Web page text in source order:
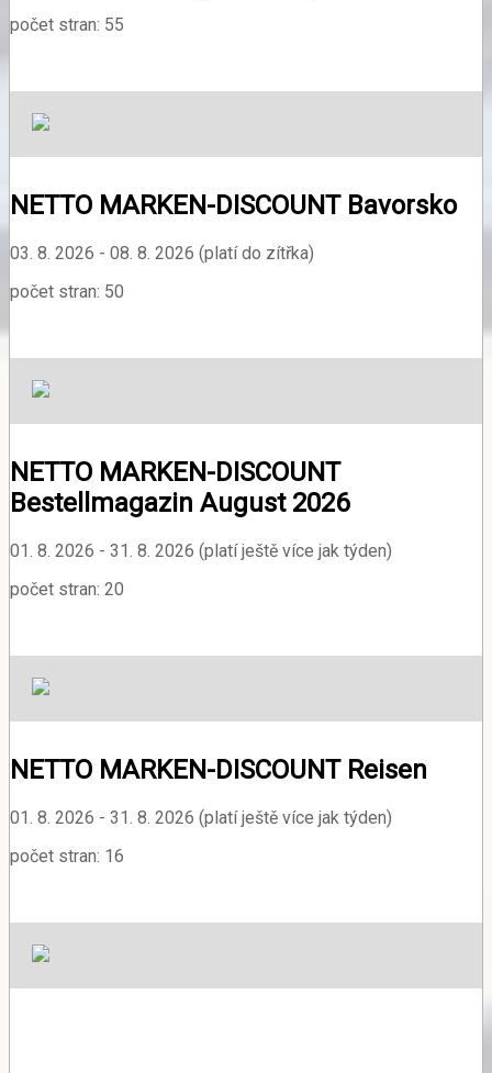
počet stran: 55
NETTO MARKEN-DISCOUNT Bavorsko
03. 8. 2026 - 08. 8. 2026 (platí do zítřka)
počet stran: 50
NETTO MARKEN-DISCOUNT
Bestellmagazin August 2026
01. 8. 2026 - 31. 8. 2026 (platí ještě více jak týden)
počet stran: 20
NETTO MARKEN-DISCOUNT Reisen
01. 8. 2026 - 31. 8. 2026 (platí ještě více jak týden)
počet stran: 16